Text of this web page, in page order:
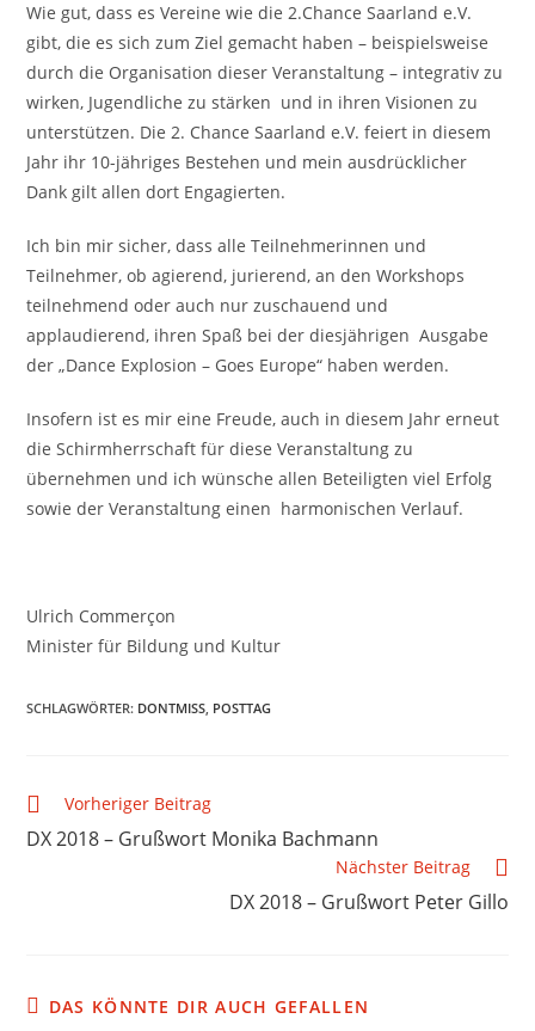
Wie gut, dass es Vereine wie die 2.Chance Saarland e.V.
gibt, die es sich zum Ziel gemacht haben – beispielsweise
durch die Organisation dieser Veranstaltung – integrativ zu
wirken, Jugendliche zu stärken und in ihren Visionen zu
unterstützen. Die 2. Chance Saarland e.V. feiert in diesem
Jahr ihr 10-jähriges Bestehen und mein ausdrücklicher
Dank gilt allen dort Engagierten.
Ich bin mir sicher, dass alle Teilnehmerinnen und
Teilnehmer, ob agierend, jurierend, an den Workshops
teilnehmend oder auch nur zuschauend und
applaudierend, ihren Spaß bei der diesjährigen Ausgabe
der „Dance Explosion – Goes Europe“ haben werden.
Insofern ist es mir eine Freude, auch in diesem Jahr erneut
die Schirmherrschaft für diese Veranstaltung zu
übernehmen und ich wünsche allen Beteiligten viel Erfolg
sowie der Veranstaltung einen harmonischen Verlauf.
Ulrich Commerçon
Minister für Bildung und Kultur
SCHLAGWÖRTER: DONTMISS, POSTTAG
Vorheriger Beitrag
DX 2018 – Grußwort Monika Bachmann
Nächster Beitrag
DX 2018 – Grußwort Peter Gillo
DAS KÖNNTE DIR AUCH GEFALLEN